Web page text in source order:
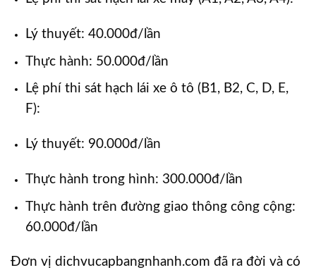
Lý thuyết: 40.000đ/lần
Thực hành: 50.000đ/lần
Lệ phí thi sát hạch lái xe ô tô (B1, B2, C, D, E,
F):
Lý thuyết: 90.000đ/lần
Thực hành trong hình: 300.000đ/lần
Thực hành trên đường giao thông công cộng:
60.000đ/lần
Đơn vị dichvucapbangnhanh.com đã ra đời và có